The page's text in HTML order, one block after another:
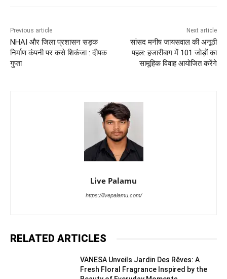
Previous article
NHAI और जिला प्रशासन सड़क
निर्माण कंपनी पर कसे शिकंजा : दीपक
गुप्ता
Next article
सांसद मनीष जायसवाल की अनूठी
पहल: हजारीबाग में 101 जोड़ों का
सामूहिक विवाह आयोजित करेंगे
Live Palamu
https://livepalamu.com/
RELATED ARTICLES
VANESA Unveils Jardin Des Rêves: A
Fresh Floral Fragrance Inspired by the